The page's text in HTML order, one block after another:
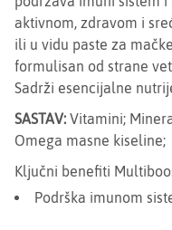
aktivnom, zdravom i
ili u vidu paste za
formulisan od strane
Sadrži esencijalne
SASTAV: Vitamini;
Omega masne kiseline;
Ključni benefiti
Podrška imunom